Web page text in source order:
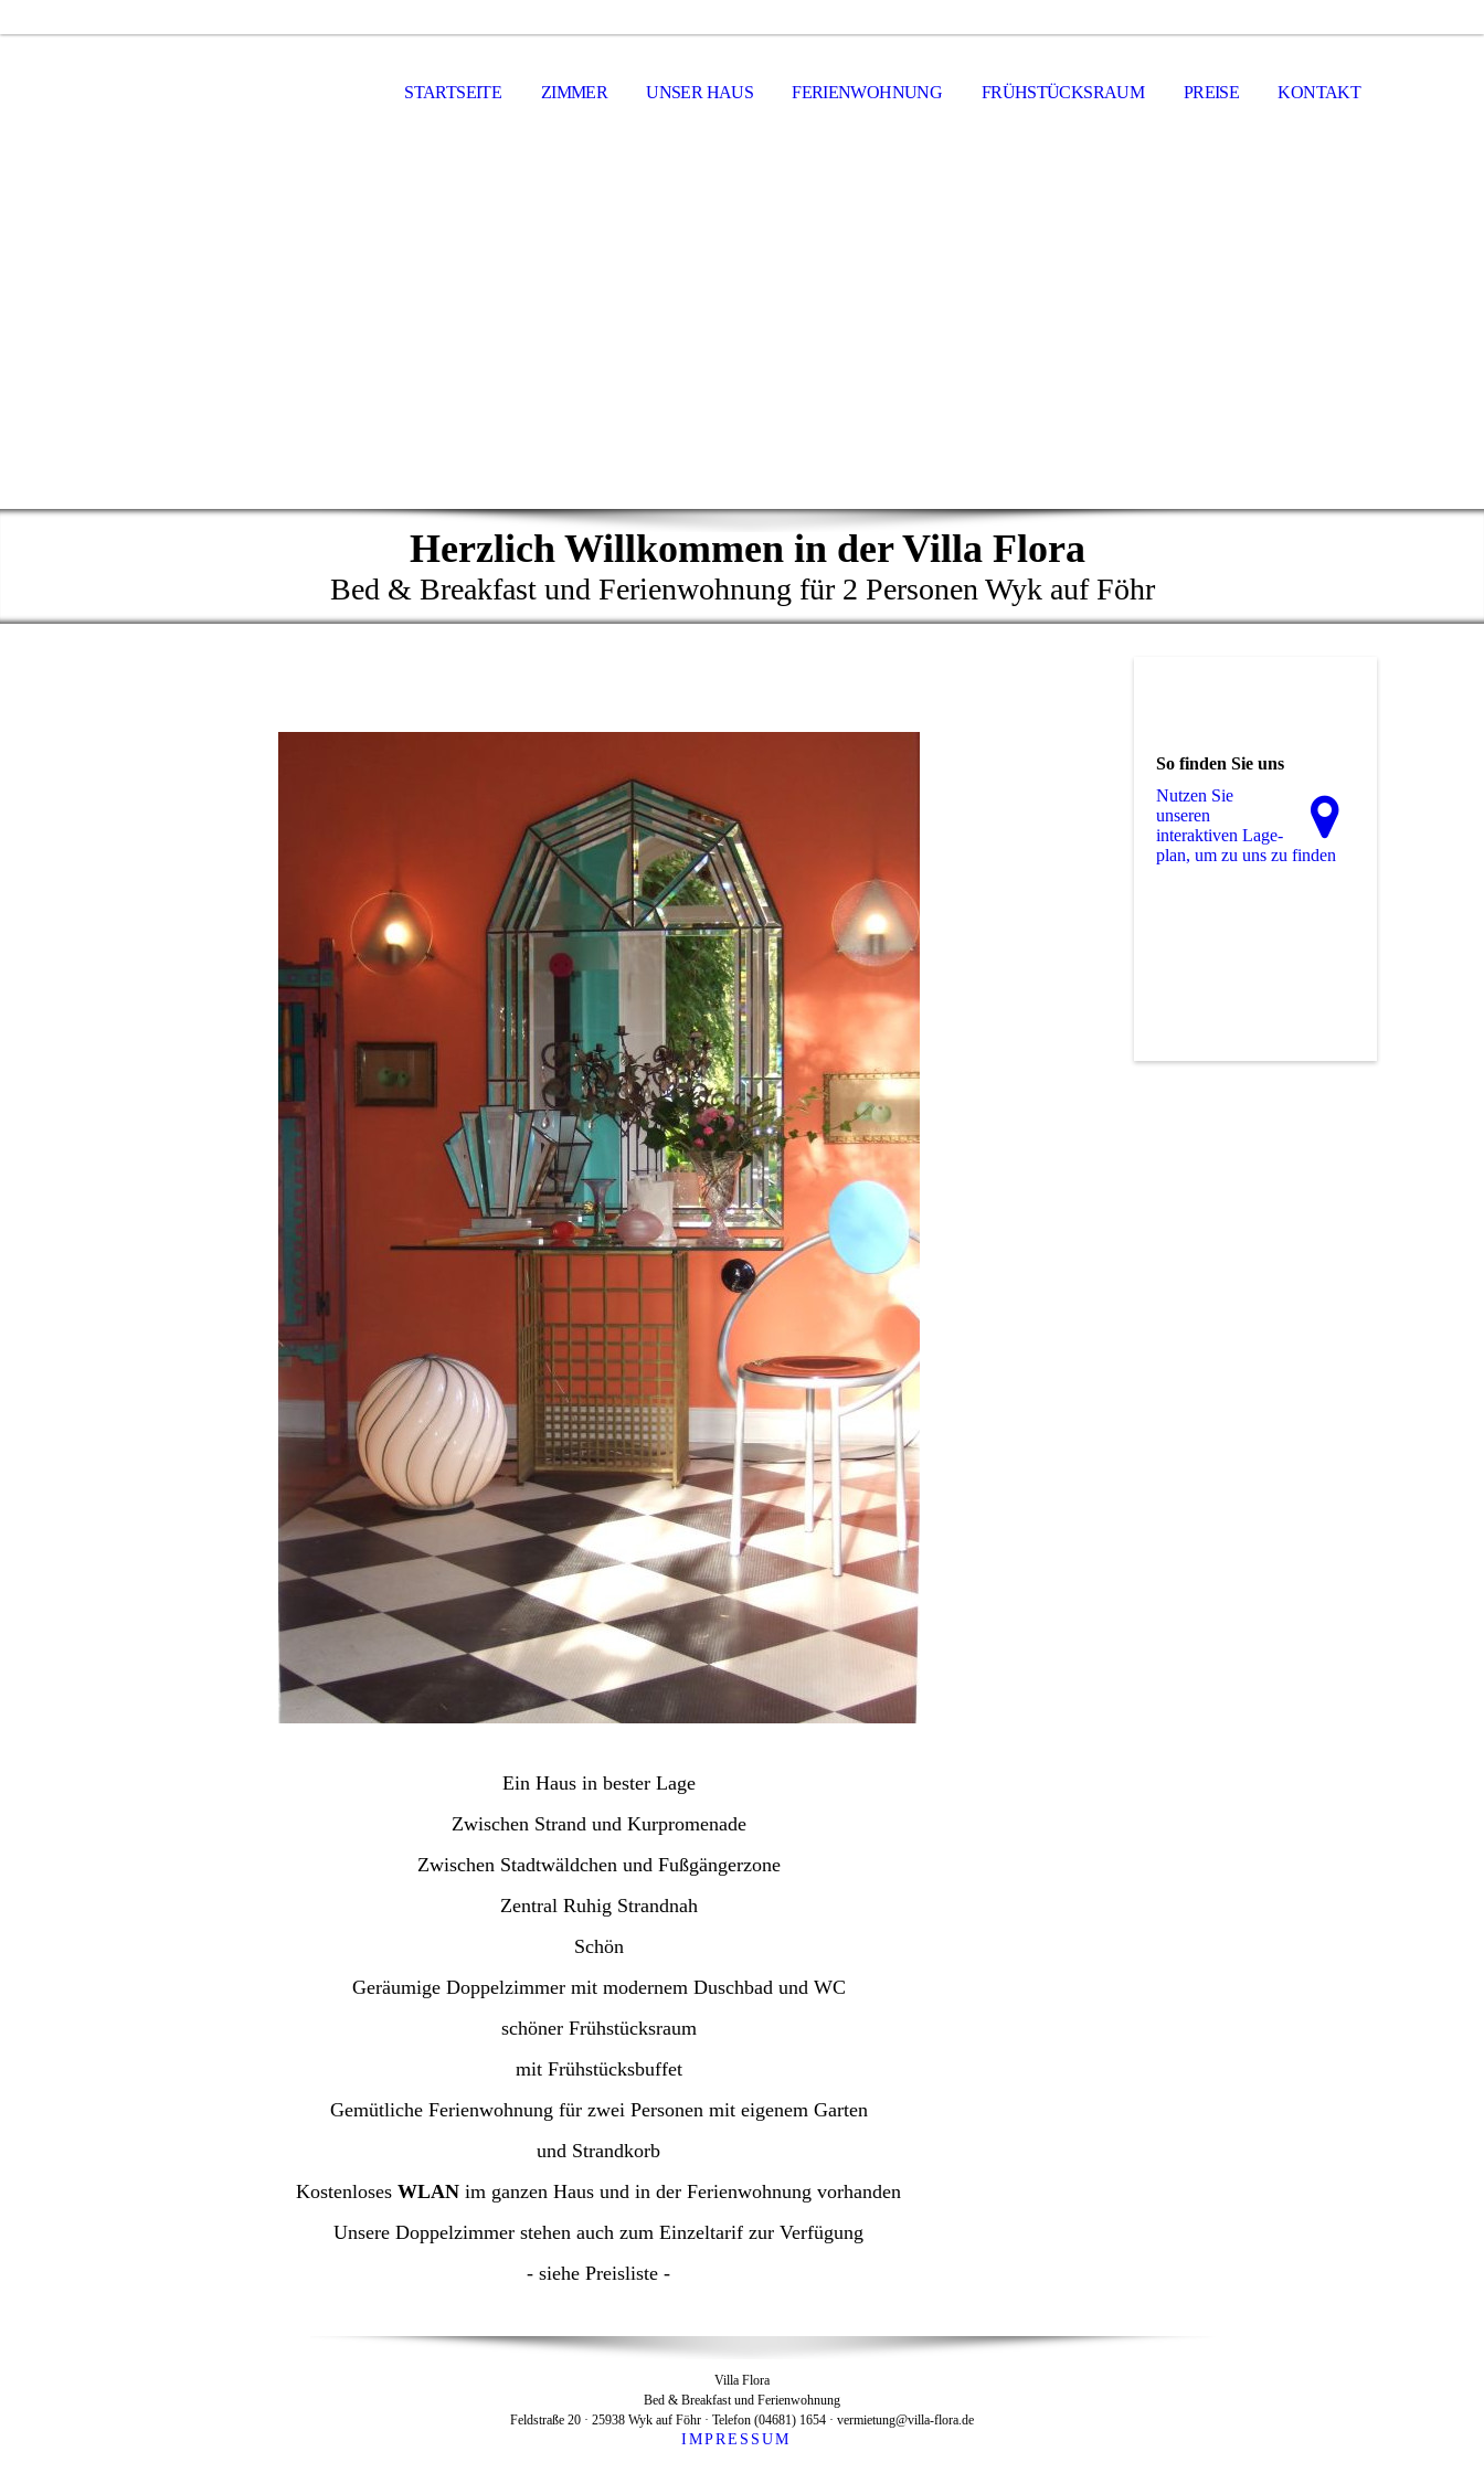
STARTSEITE ZIMMER UNSER HAUS FERIENWOHNUNG FRÜHSTÜCKSRAUM PREISE KONTAKT
Herzlich Willkommen in der Villa Flora
Bed & Breakfast und Ferienwohnung für 2 Personen Wyk auf Föhr
Ein Haus in bester Lage
Zwischen Strand und Kurpromenade
Zwischen Stadtwäldchen und Fußgängerzone
Zentral Ruhig Strandnah
Schön
Geräumige Doppelzimmer mit modernem Duschbad und WC
schöner Frühstücksraum
mit Frühstücksbuffet
Gemütliche Ferienwohnung für zwei Personen mit eigenem Garten
und Strandkorb
Kostenloses WLAN im ganzen Haus und in der Ferienwohnung vorhanden
Unsere Doppelzimmer stehen auch zum Einzeltarif zur Verfügung
- siehe Preisliste -
So finden Sie uns
Nutzen Sie
unseren
interaktiven La­ge­
plan, um zu uns zu finden
Villa Flora
Bed & Breakfast und Ferienwohnung
Feldstraße 20 · 25938 Wyk auf Föhr · Telefon (04681) 1654 · vermietung@villa-flora.de
IMPRESSUM